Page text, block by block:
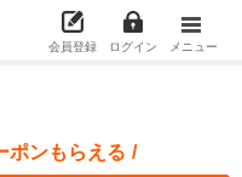
会員登録 ログイン メニュー
ポンもらえる /